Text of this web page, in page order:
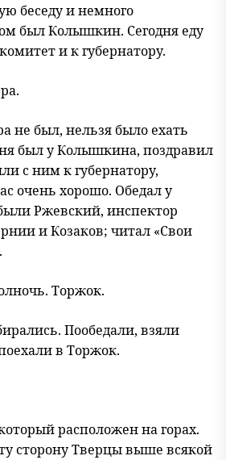
беседу и немного
был Колышкин. Сегодня еду
и к губернатору.
не был, нельзя было ехать
был у Колышкина, поздравил
с ним к губернатору,
очень хорошо. Обедал у
Ржевский, инспектор
и Козаков; читал «Свои
Торжок.
Пообедали, взяли
в Торжок.
расположен на горах.
сторону Тверцы выше всякой